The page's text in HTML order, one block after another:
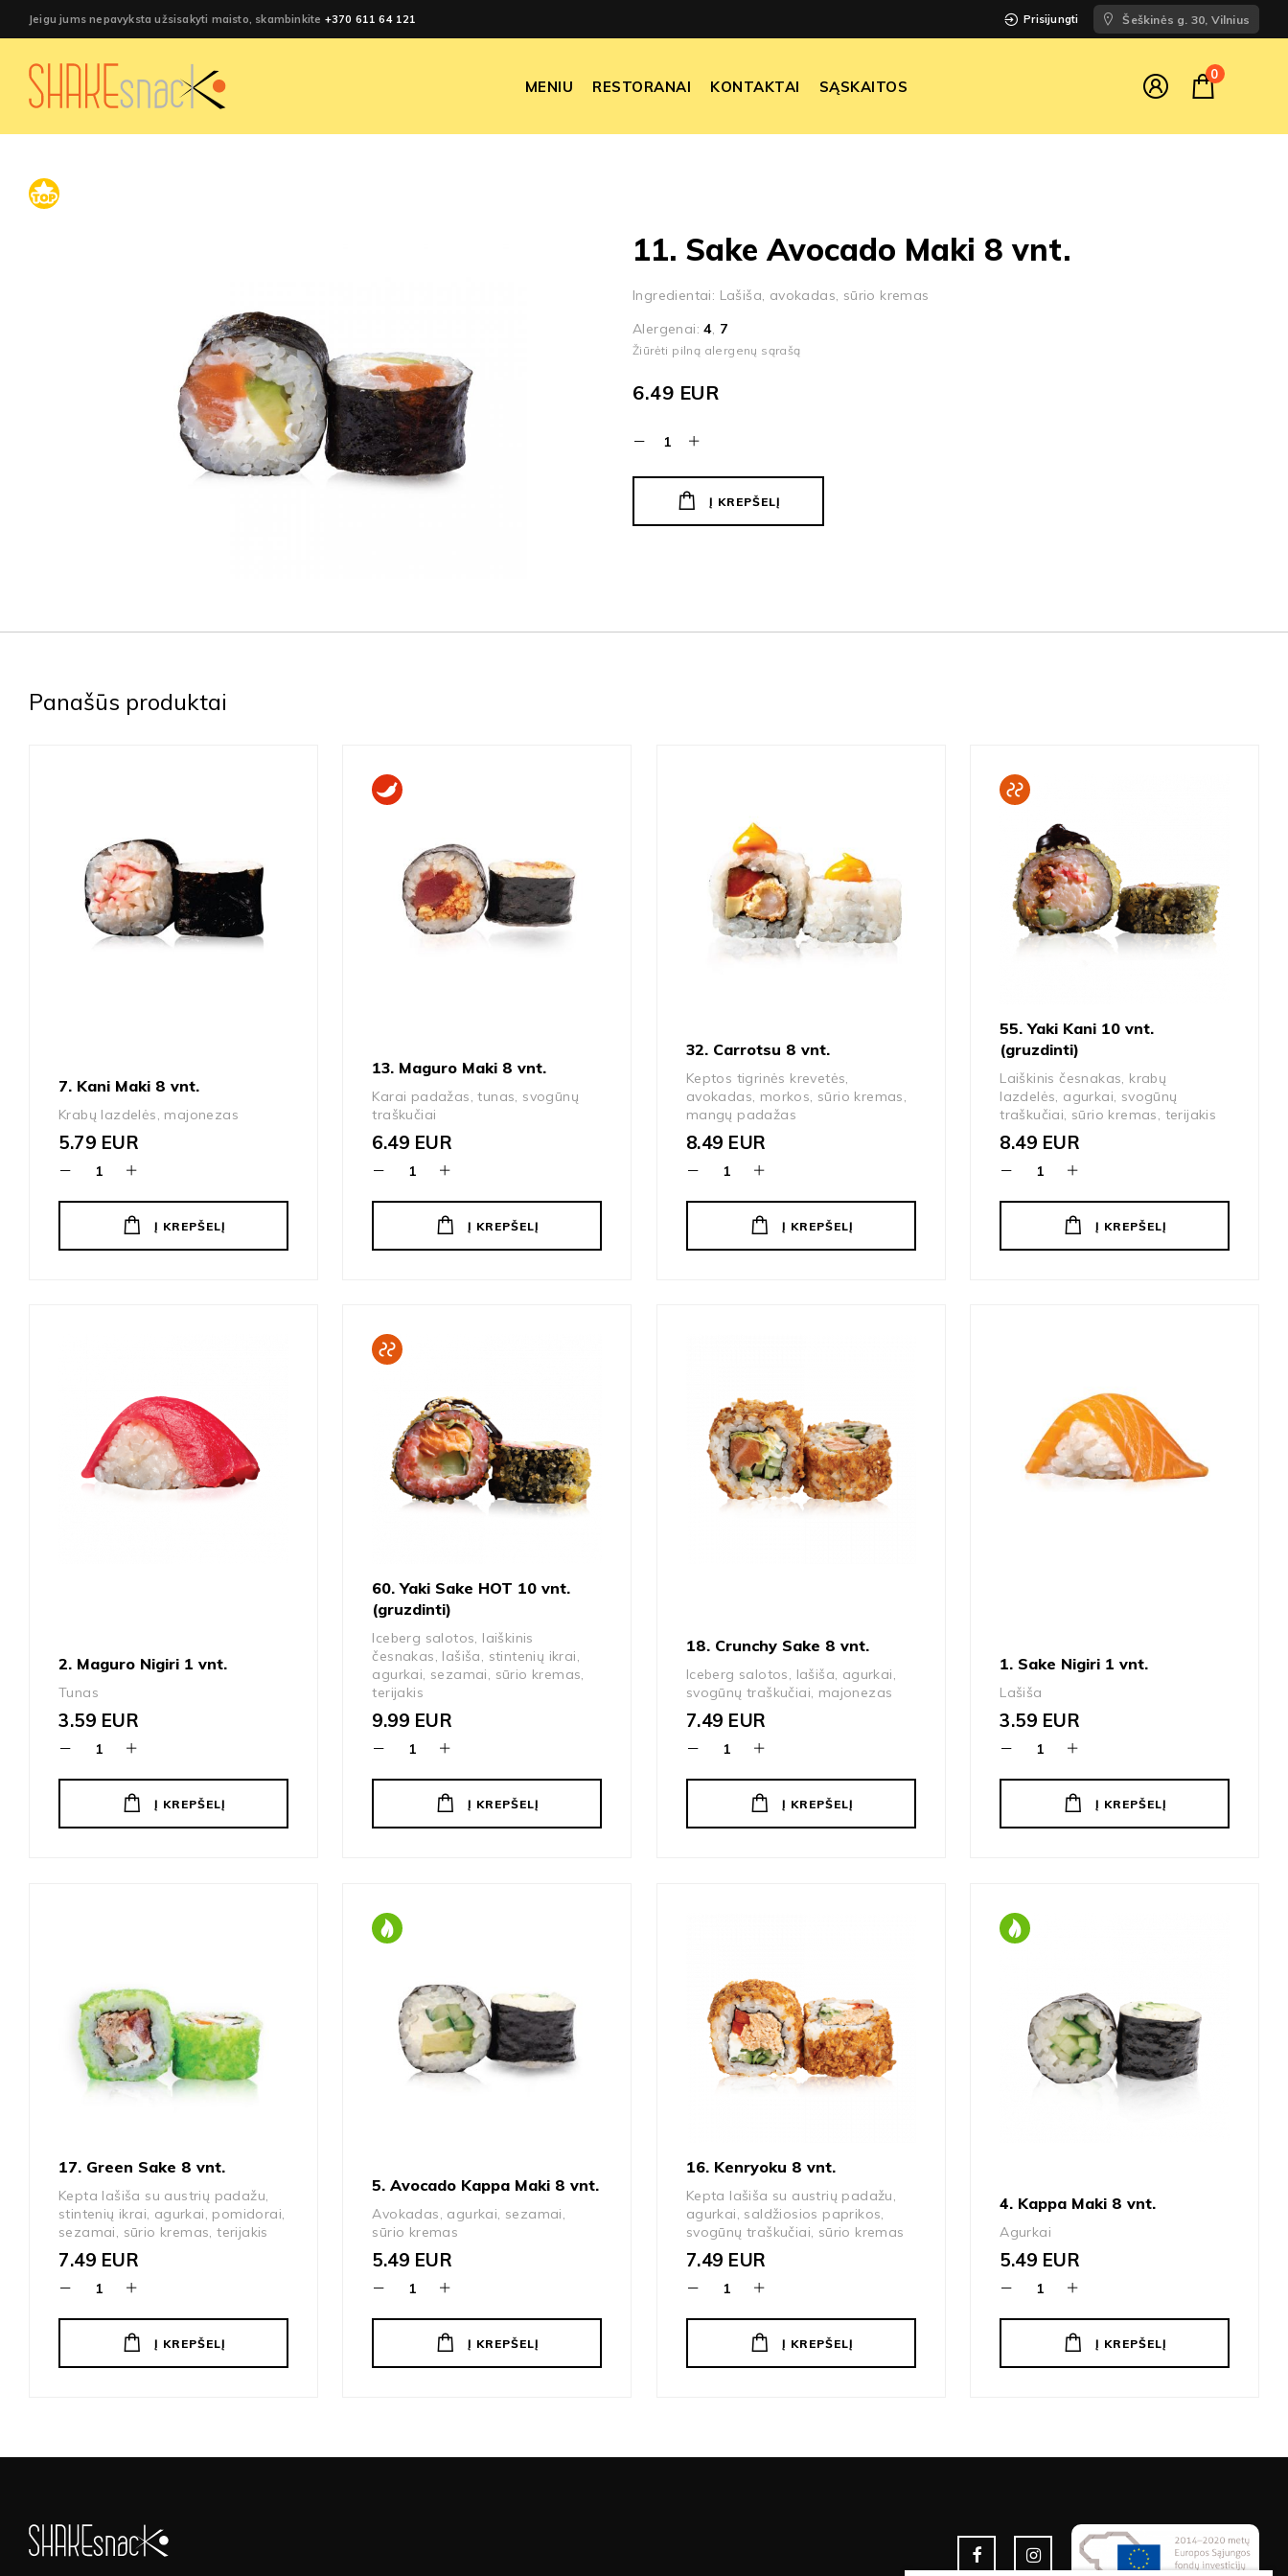
Jeigu jums nepavyksta užsisakyti maisto, skambinkite +370 611 64 121 Prisijungti Šeškinės g. 30, Vilnius
MENIU RESTORANAI KONTAKTAI SĄSKAITOS
0
11. Sake Avocado Maki 8 vnt.
Ingredientai: Lašiša, avokadas, sūrio kremas
Alergenai:4, 7
Žiūrėti pilną alergenų sąrašą
6.49 EUR
Į KREPŠELĮ
Panašūs produktai
7. Kani Maki 8 vnt.
Krabų lazdelės, majonezas
5.79 EUR
Į KREPŠELĮ
13. Maguro Maki 8 vnt.
Karai padažas, tunas, svogūnų
traškučiai
6.49 EUR
Į KREPŠELĮ
32. Carrotsu 8 vnt.
Keptos tigrinės krevetės,
avokadas, morkos, sūrio kremas,
mangų padažas
8.49 EUR
Į KREPŠELĮ
55. Yaki Kani 10 vnt.
(gruzdinti)
Laiškinis česnakas, krabų
lazdelės, agurkai, svogūnų
traškučiai, sūrio kremas, terijakis
8.49 EUR
Į KREPŠELĮ
2. Maguro Nigiri 1 vnt.
Tunas
3.59 EUR
Į KREPŠELĮ
60. Yaki Sake HOT 10 vnt.
(gruzdinti)
Iceberg salotos, laiškinis
česnakas, lašiša, stintenių ikrai,
agurkai, sezamai, sūrio kremas,
terijakis
9.99 EUR
Į KREPŠELĮ
18. Crunchy Sake 8 vnt.
Iceberg salotos, lašiša, agurkai,
svogūnų traškučiai, majonezas
7.49 EUR
Į KREPŠELĮ
1. Sake Nigiri 1 vnt.
Lašiša
3.59 EUR
Į KREPŠELĮ
17. Green Sake 8 vnt.
Kepta lašiša su austrių padažu,
stintenių ikrai, agurkai, pomidorai,
sezamai, sūrio kremas, terijakis
7.49 EUR
Į KREPŠELĮ
5. Avocado Kappa Maki 8 vnt.
Avokadas, agurkai, sezamai,
sūrio kremas
5.49 EUR
Į KREPŠELĮ
16. Kenryoku 8 vnt.
Kepta lašiša su austrių padažu,
agurkai, saldžiosios paprikos,
svogūnų traškučiai, sūrio kremas
7.49 EUR
Į KREPŠELĮ
4. Kappa Maki 8 vnt.
Agurkai
5.49 EUR
Į KREPŠELĮ